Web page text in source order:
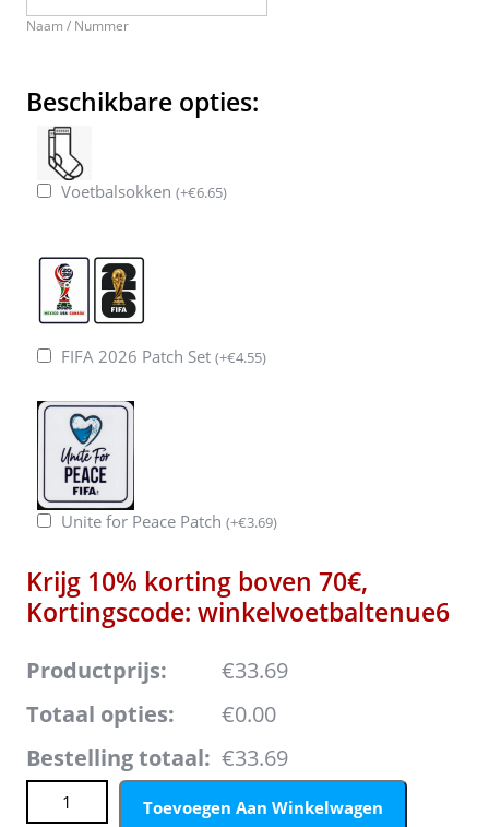
Naam / Nummer
Beschikbare opties:
Voetbalsokken (+€6.65)
FIFA 2026 Patch Set (+€4.55)
Unite for Peace Patch (+€3.69)
Krijg 10% korting boven 70€,
Kortingscode: winkelvoetbaltenue6
Productprijs:
€33.69
Totaal opties:
€0.00
Bestelling totaal: €33.69
België Youri Tielemans #8 Thuis tenue Kids WK 2026
Voetbalshirt + Shorts Set aantal
Toevoegen Aan Winkelwagen